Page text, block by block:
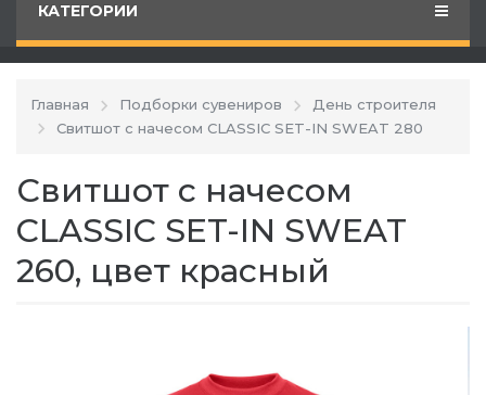
КАТЕГОРИИ
Главная Подборки сувениров
День строителя
Свитшот с начесом CLASSIC SET-IN SWEAT 280
Свитшот с начесом
CLASSIC SET-IN SWEAT
260, цвет красный